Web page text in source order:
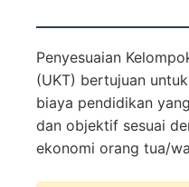
Penyesuaian
(UKT) bertujuan
biaya pendidikan
dan objektif sesuai
ekonomi orang tua/